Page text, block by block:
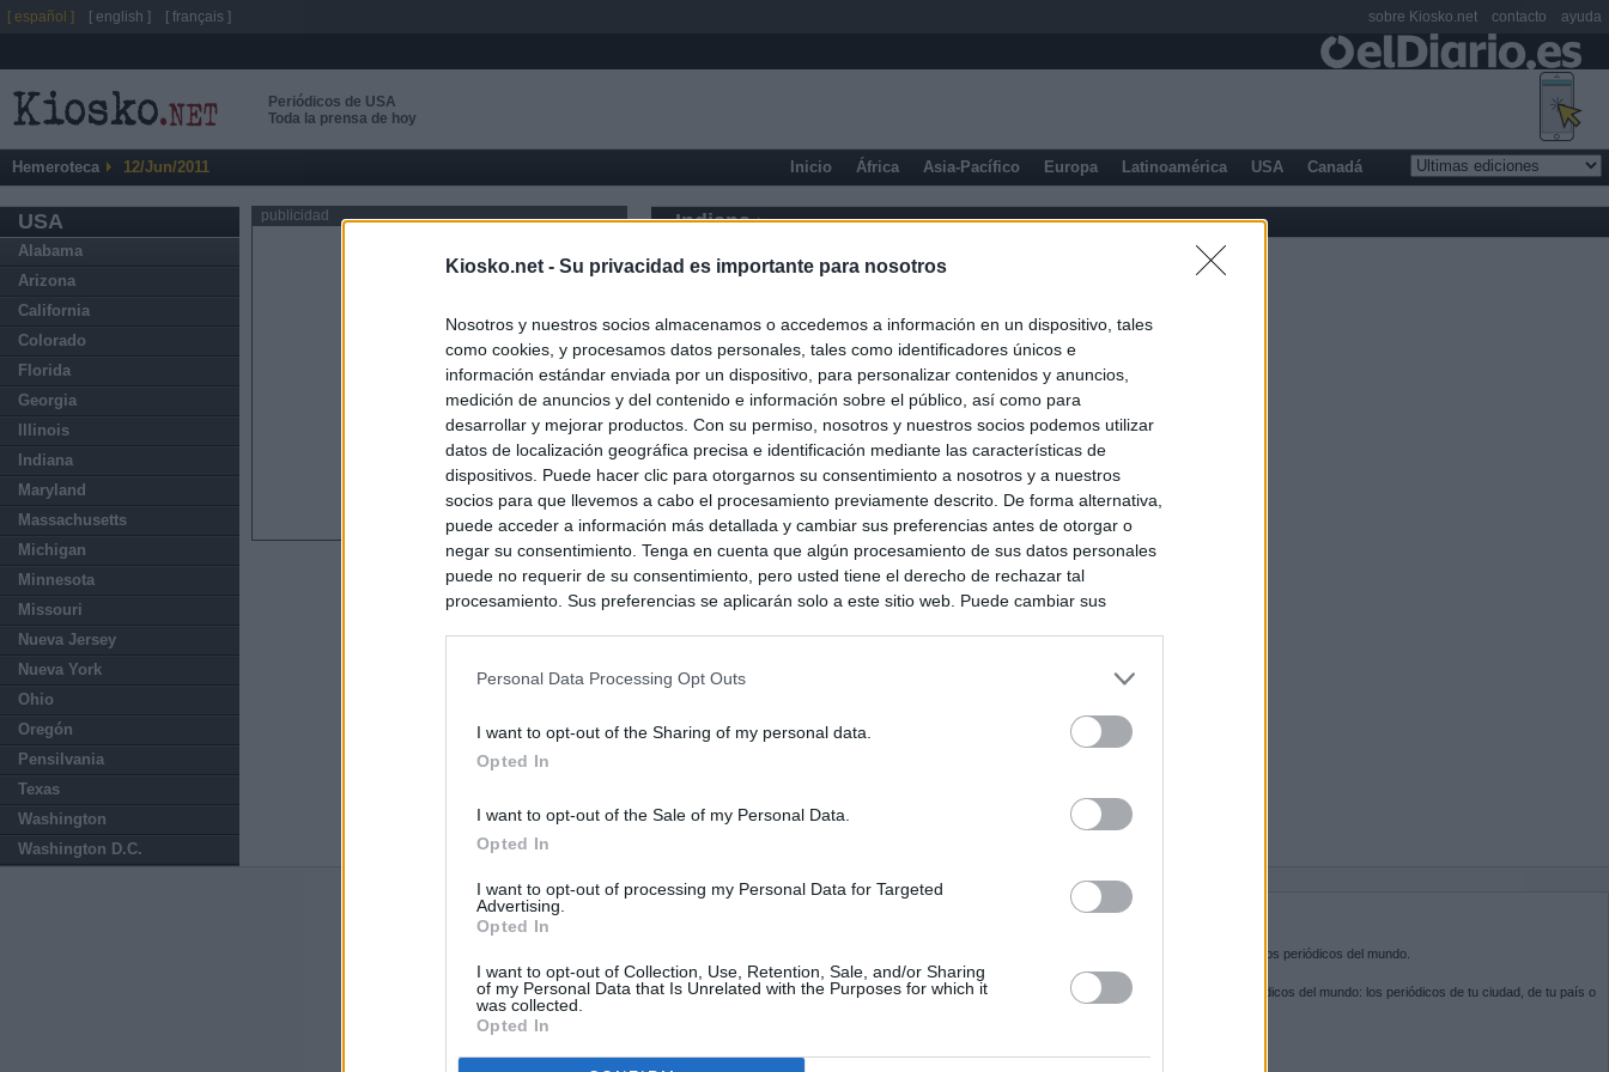
Kiosko.net - Su privacidad es importante para nosotros
Nosotros y nuestros socios almacenamos o accedemos a información en un dispositivo, tales
como cookies, y procesamos datos personales, tales como identificadores únicos e
información estándar enviada por un dispositivo, para personalizar contenidos y anuncios,
medición de anuncios y del contenido e información sobre el público, así como para
desarrollar y mejorar productos. Con su permiso, nosotros y nuestros socios podemos utilizar
datos de localización geográfica precisa e identificación mediante las características de
dispositivos. Puede hacer clic para otorgarnos su consentimiento a nosotros y a nuestros
socios para que llevemos a cabo el procesamiento previamente descrito. De forma alternativa,
puede acceder a información más detallada y cambiar sus preferencias antes de otorgar o
negar su consentimiento. Tenga en cuenta que algún procesamiento de sus datos personales
puede no requerir de su consentimiento, pero usted tiene el derecho de rechazar tal
procesamiento. Sus preferencias se aplicarán solo a este sitio web. Puede cambiar sus
Personal Data Processing Opt Outs
I want to opt-out of the Sharing of my personal data.
Opted In
I want to opt-out of the Sale of my Personal Data.
Opted In
I want to opt-out of processing my Personal Data for Targeted
Advertising.
Opted In
I want to opt-out of Collection, Use, Retention, Sale, and/or Sharing
of my Personal Data that Is Unrelated with the Purposes for which it
was collected.
Opted In
Periódicos de USA
Toda la prensa de hoy
Hemeroteca 12/Jun/2011 Inicio África Asia-Pacífico Europa Latinoamérica USA Canadá
USA
Alabama
Arizona
California
Colorado
Florida
Georgia
Illinois
Indiana
Maryland
Massachusetts
Michigan
Minnesota
Missouri
Nueva Jersey
Nueva York
Ohio
Oregón
Pensilvania
Texas
Washington
Washington D.C.
publicidad Indiana
Últimas noticias
tras nuevas llamadas a cruzar la frontera
Vox eleva la presión sobre el PP por la acogida de los menores de Ceuta en las
comunidades que gobiernan en coalición
SOBRE KIOSKO.NET
es la puerta de entrada a los periódicos del mundo.
Navega por las portadas de los periódicos del mundo: los periódicos de tu ciudad, de tu país o
del otro extremo del mundo.
[ español ] [ english ] [ français ] sobre Kiosko.net contacto ayuda